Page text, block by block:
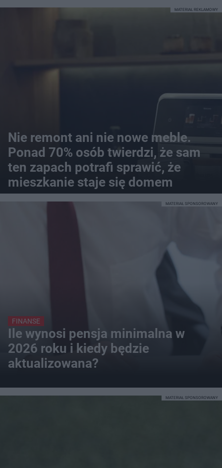
Nie remont ani nie nowe meble.
Ponad 70% osób twierdzi, że sam
ten zapach potrafi sprawić, że
mieszkanie staje się domem
MATERIAŁ REKLAMOWY
FINANSE
Ile wynosi pensja minimalna w
2026 roku i kiedy będzie
aktualizowana?
MATERIAŁ SPONSOROWANY
MATERIAŁ SPONSOROWANY